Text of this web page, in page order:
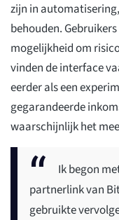
zijn in
behouden.
mogelijkheid om
vinden de interface
eerder als een
gegarandeerde
waarschijnlijk het
Ik begon
partnerlink van
gebruikte